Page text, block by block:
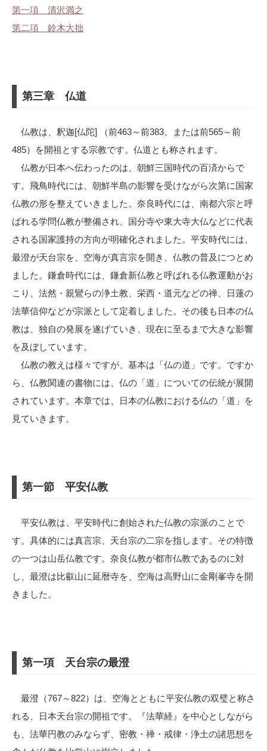
第一項 清沢満之
第二項 鈴木大拙
第三章 仏道
仏教は、釈迦[仏陀] （前463～前383、または前565～前
485）を開祖とする宗教です。仏道とも称されます。
仏教が日本へ伝わったのは、朝鮮三国時代の百済からで
す。飛鳥時代には、朝鮮半島の影響を受けながら次第に国家
仏教の形を整えていきました。奈良時代には、南都六宗と呼
ばれる学問仏教が整備され、国分寺や東大寺大仏などに代表
される国家護持の方向が明確化されました。平安時代には、
最澄が天台宗を、空海が真言宗を開き、仏教の普及につとめ
ました。鎌倉時代には、鎌倉新仏教と呼ばれる仏教運動がお
こり、法然・親鸞らの浄土教、栄西・道元などの禅、日蓮の
法華信仰などが宗派として定着しました。その後も日本の仏
教は、独自の発展を遂げていき、現在に至るまで大きな影響
を及ぼしています。
仏教の教えは様々ですが、基本は「仏の道」です。ですか
ら、仏教関連の書物には、仏の「道」についての伝統が展開
されています。本章では、日本の仏教における仏の「道」を
見ていきます。
第一節 平安仏教
平安仏教は、平安時代に創始された仏教の宗派のことで
す。具体的には真言宗、天台宗の二宗を指します。その特徴
の一つは山岳仏教です。奈良仏教が都市仏教であるのに対
し、最澄は比叡山に延暦寺を、空海は高野山に金剛峯寺を開
きました。
第一項 天台宗の最澄
最澄（767～822）は、空海とともに平安仏教の双璧と称さ
れる、日本天台宗の開祖です。『法華経』を中心としながら
も、法華円教のみならず、密教・禅・戒律・浄土の諸思想を